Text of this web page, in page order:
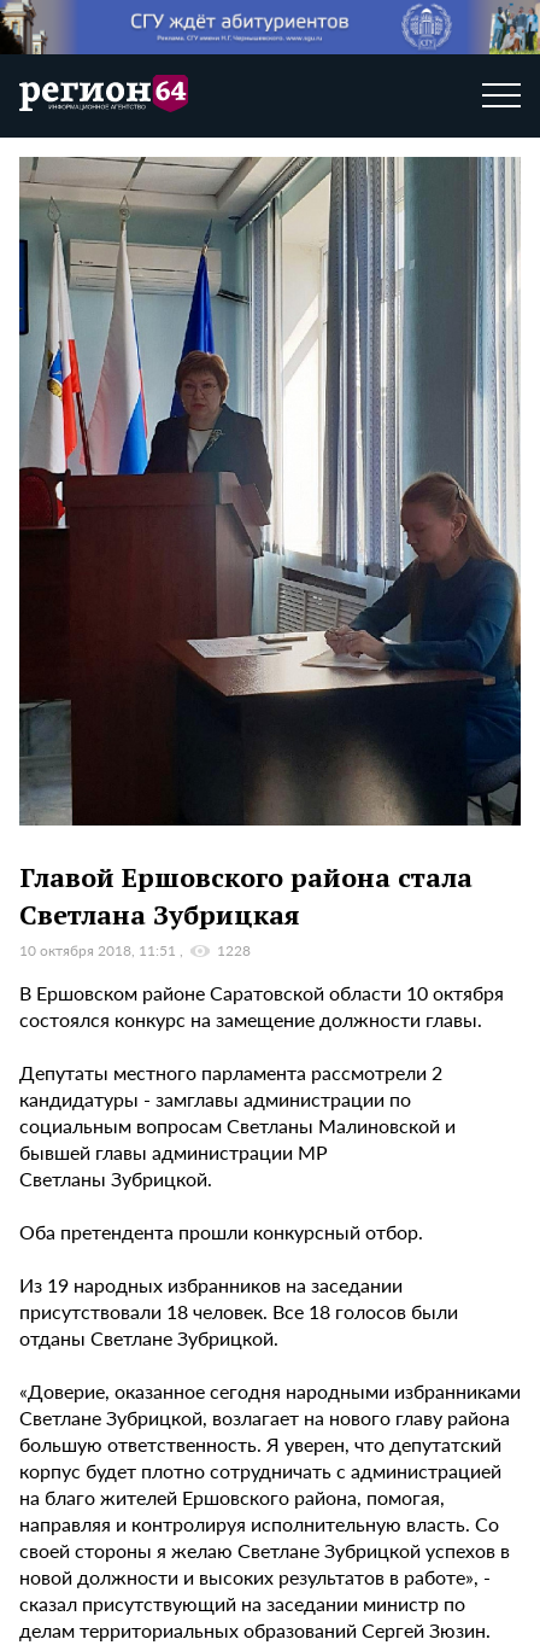
Главой Ершовского района стала
Светлана Зубрицкая
10 октября 2018, 11:51 1228
В Ершовском районе Саратовской области 10 октября
состоялся конкурс на замещение должности главы.
Депутаты местного парламента рассмотрели 2
кандидатуры - замглавы администрации по
социальным вопросам Светланы Малиновской и
бывшей главы администрации МР
Светланы Зубрицкой.
Оба претендента прошли конкурсный отбор.
Из 19 народных избранников на заседании
присутствовали 18 человек. Все 18 голосов были
отданы Светлане Зубрицкой.
«Доверие, оказанное сегодня народными избранниками
Светлане Зубрицкой, возлагает на нового главу района
большую ответственность. Я уверен, что депутатский
корпус будет плотно сотрудничать с администрацией
на благо жителей Ершовского района, помогая,
направляя и контролируя исполнительную власть. Со
своей стороны я желаю Светлане Зубрицкой успехов в
новой должности и высоких результатов в работе», -
сказал присутствующий на заседании министр по
делам территориальных образований Сергей Зюзин.